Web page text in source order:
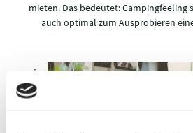
mieten. Das bedeutet: Campingfeeling
auch optimal zum Ausprobieren
CAMPINGPLÄTZE ©